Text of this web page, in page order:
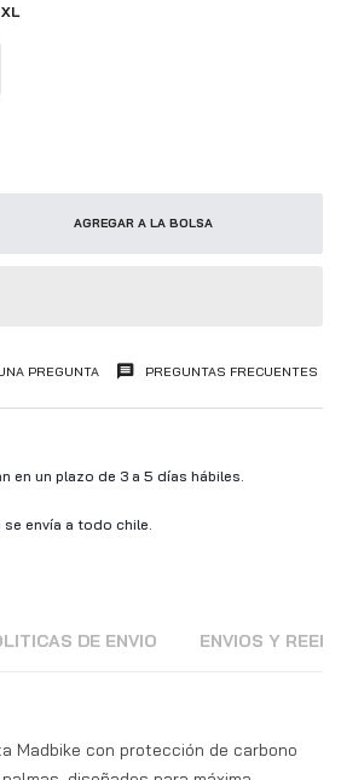
XL
AGREGAR A LA BOLSA
PREGUNTA PREGUNTAS FRECUENTES
en un plazo de 3 a 5 días hábiles.
envía a todo chile.
DE ENVIO ENVIOS Y
Madbike con protección de carbono